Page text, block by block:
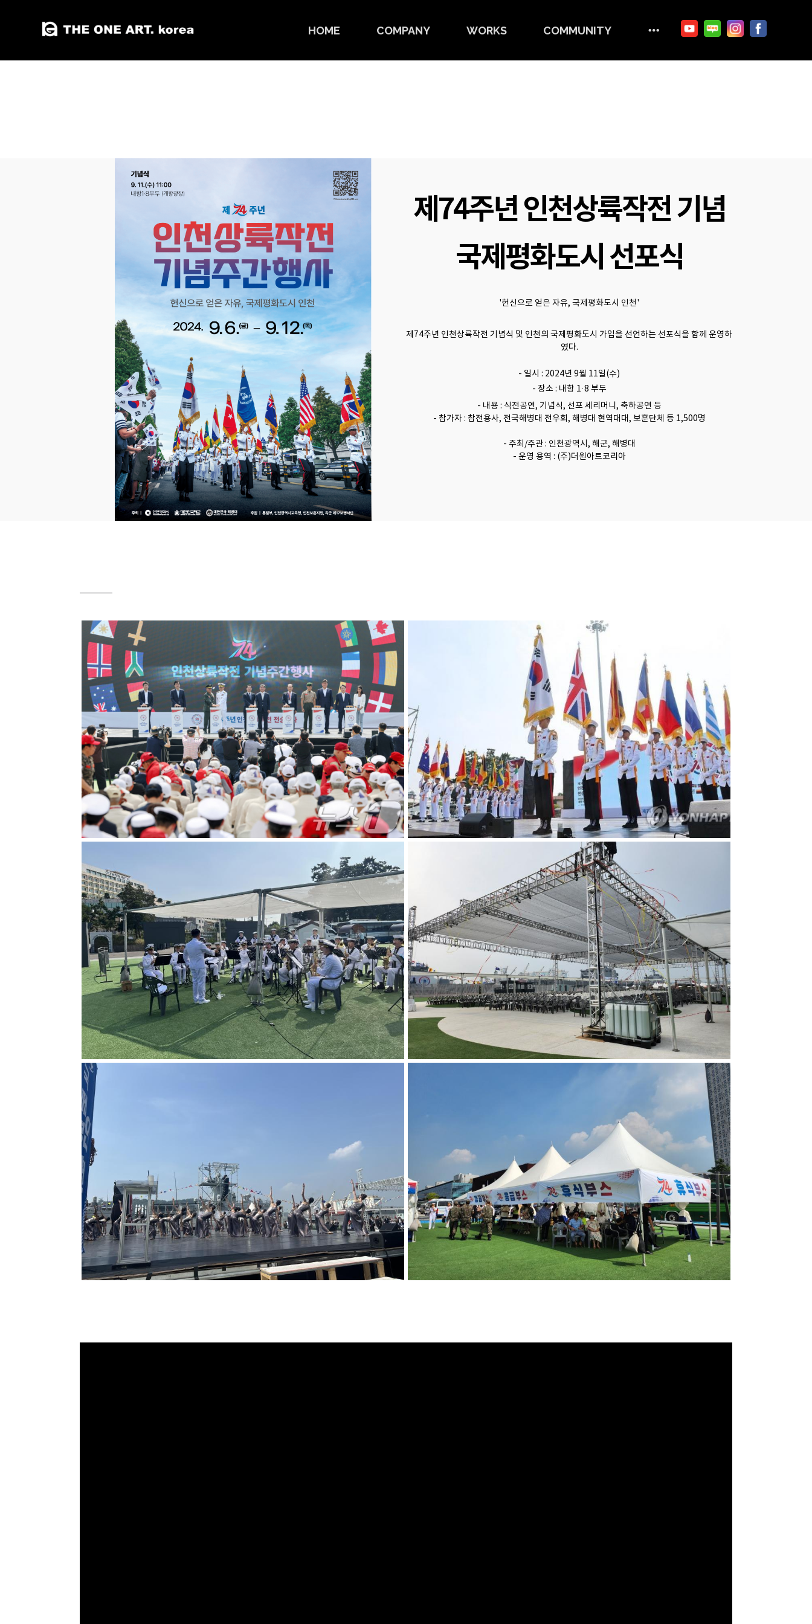
HOME COMPANY WORKS COMMUNITY
제74주년 인천상륙작전 기념
국제평화도시 선포식
'헌신으로 얻은 자유, 국제평화도시 인천'
제74주년 인천상륙작전 기념식 및 인천의 국제평화도시 가입을 선언하는 선포식을 함께 운영하
였다.
- 일시 : 2024년 9월 11일(수)
- 장소 : 내항 1·8 부두
- 내용 : 식전공연, 기념식, 선포 세리머니, 축하공연 등
- 참가자 : 참전용사, 전국해병대 전우회, 해병대 현역대대, 보훈단체 등 1,500명
- 주최/주관 : 인천광역시, 해군, 해병대
- 운영 용역 : (주)더원아트코리아